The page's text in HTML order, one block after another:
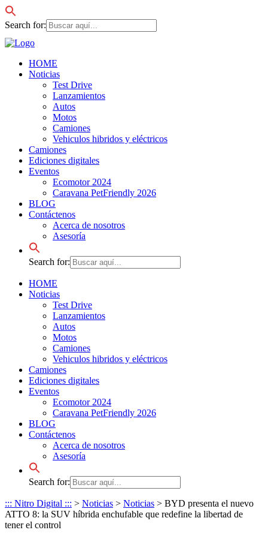
Search for:
HOME
Noticias
Test Drive
Lanzamientos
Autos
Motos
Camiones
Vehiculos hibridos y eléctricos
Camiones
Ediciones digitales
Eventos
Ecomotor 2024
Caravana PetFriendly 2026
BLOG
Contáctenos
Acerca de nosotros
Asesoría
Search for:
HOME
Noticias
Test Drive
Lanzamientos
Autos
Motos
Camiones
Vehiculos hibridos y eléctricos
Camiones
Ediciones digitales
Eventos
Ecomotor 2024
Caravana PetFriendly 2026
BLOG
Contáctenos
Acerca de nosotros
Asesoría
Search for:
::: Nitro Digital ::: > Noticias > Noticias > BYD presenta el nuevo
ATTO 8: la SUV híbrida enchufable que redefine la libertad de
tener el control